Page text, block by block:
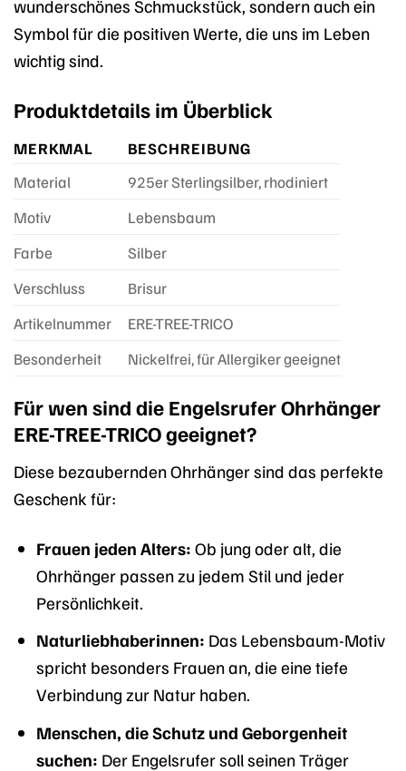
wunderschönes Schmuckstück, sondern auch ein
Symbol für die positiven Werte, die uns im Leben
wichtig sind.
Produktdetails im Überblick
MERKMAL
BESCHREIBUNG
Material
925er Sterlingsilber, rhodiniert
Motiv
Lebensbaum
Farbe
Silber
Verschluss
Brisur
Artikelnummer
ERE-TREE-TRICO
Besonderheit
Nickelfrei, für Allergiker geeignet
Für wen sind die Engelsrufer Ohrhänger
ERE-TREE-TRICO geeignet?
Diese bezaubernden Ohrhänger sind das perfekte
Geschenk für:
Frauen jeden Alters: Ob jung oder alt, die
Ohrhänger passen zu jedem Stil und jeder
Persönlichkeit.
Naturliebhaberinnen: Das Lebensbaum-Motiv
spricht besonders Frauen an, die eine tiefe
Verbindung zur Natur haben.
Menschen, die Schutz und Geborgenheit
suchen: Der Engelsrufer soll seinen Träger